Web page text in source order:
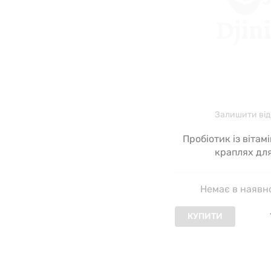
Залишити
Пробіотик із
краплях
D Mommy's Bliss,
Немає в
КУПИТИ